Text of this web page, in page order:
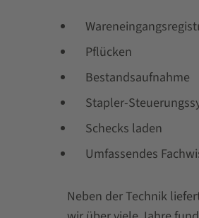
Pflücken
Bestandsaufnahme
Stapler-
Schecks laden
Umfassendes
Neben der Technik